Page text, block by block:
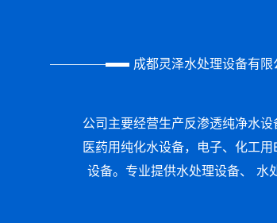
成都灵泽水处理设备有
公司主要经营生产反渗透纯净水
医药用纯化水设备，电子、化工
设备。专业提供水处理设备、 水